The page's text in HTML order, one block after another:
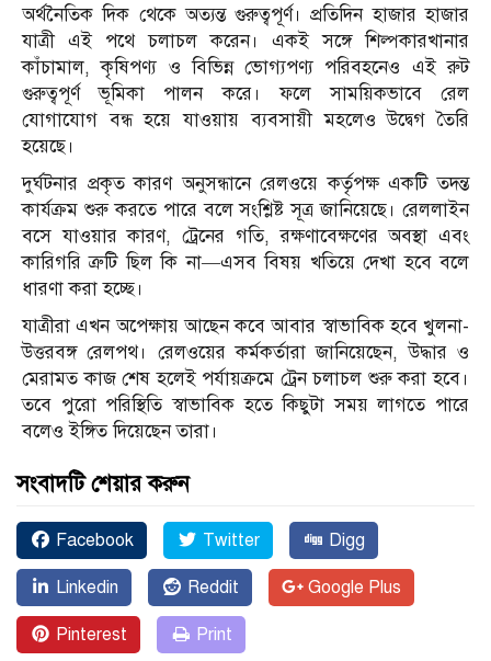
অর্থনৈতিক দিক থেকে অত্যন্ত গুরুত্বপূর্ণ। প্রতিদিন হাজার হাজার
যাত্রী এই পথে চলাচল করেন। একই সঙ্গে শিল্পকারখানার
কাঁচামাল, কৃষিপণ্য ও বিভিন্ন ভোগ্যপণ্য পরিবহনেও এই রুট
গুরুত্বপূর্ণ ভূমিকা পালন করে। ফলে সাময়িকভাবে রেল
যোগাযোগ বন্ধ হয়ে যাওয়ায় ব্যবসায়ী মহলেও উদ্বেগ তৈরি
হয়েছে।
দুর্ঘটনার প্রকৃত কারণ অনুসন্ধানে রেলওয়ে কর্তৃপক্ষ একটি তদন্ত
কার্যক্রম শুরু করতে পারে বলে সংশ্লিষ্ট সূত্র জানিয়েছে। রেললাইন
বসে যাওয়ার কারণ, ট্রেনের গতি, রক্ষণাবেক্ষণের অবস্থা এবং
কারিগরি ত্রুটি ছিল কি না—এসব বিষয় খতিয়ে দেখা হবে বলে
ধারণা করা হচ্ছে।
যাত্রীরা এখন অপেক্ষায় আছেন কবে আবার স্বাভাবিক হবে খুলনা-
উত্তরবঙ্গ রেলপথ। রেলওয়ের কর্মকর্তারা জানিয়েছেন, উদ্ধার ও
মেরামত কাজ শেষ হলেই পর্যায়ক্রমে ট্রেন চলাচল শুরু করা হবে।
তবে পুরো পরিস্থিতি স্বাভাবিক হতে কিছুটা সময় লাগতে পারে
বলেও ইঙ্গিত দিয়েছেন তারা।
সংবাদটি শেয়ার করুন
Facebook Twitter Digg
Linkedin Reddit Google Plus
Pinterest Print